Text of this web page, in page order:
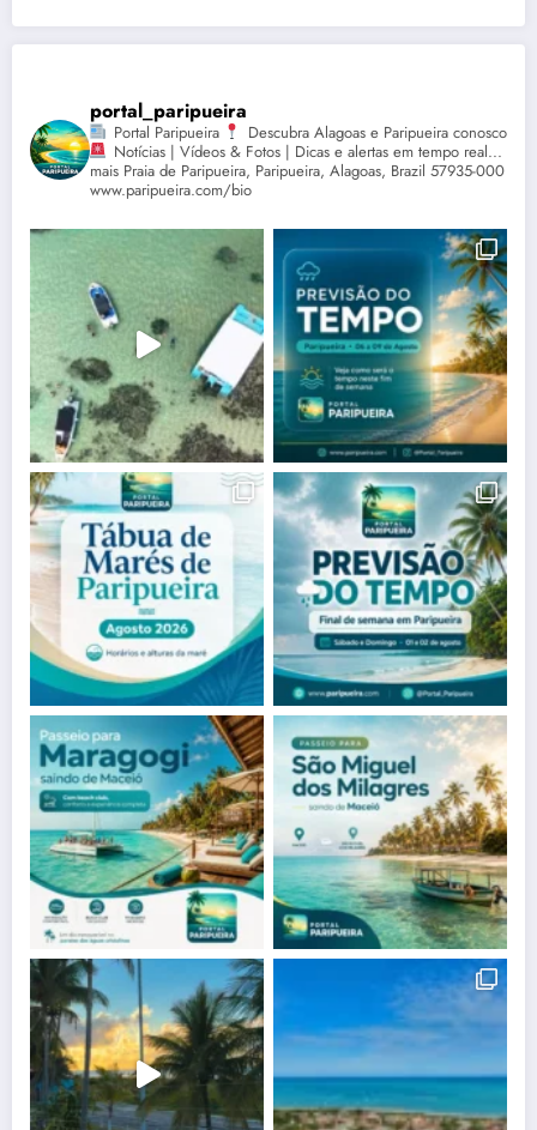
portal_paripueira
Portal Paripueira
Descubra Alagoas e Paripueira conosco
Notícias | Vídeos & Fotos | Dicas e alertas em tempo real...
mais Praia de Paripueira, Paripueira, Alagoas, Brazil 57935-000
www.paripueira.com/bio